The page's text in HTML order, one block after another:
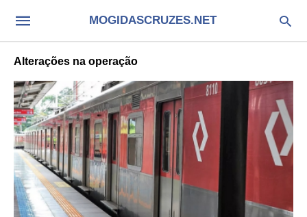
MOGIDASCRUZES.NET
Alterações na operação